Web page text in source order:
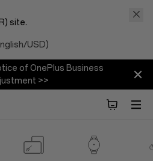
site.
USD)
of OnePlus Business
>>